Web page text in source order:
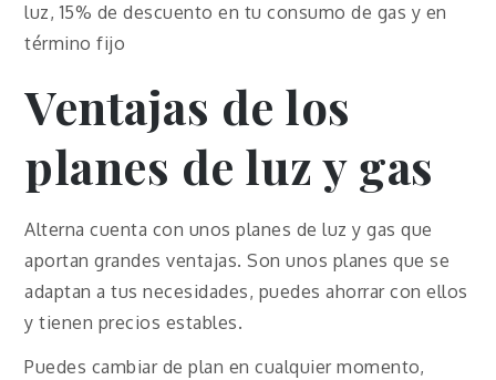
luz, 15% de descuento en tu consumo de gas y en
término fijo
Ventajas de los
planes de luz y gas
Alterna cuenta con unos planes de luz y gas que
aportan grandes ventajas. Son unos planes que se
adaptan a tus necesidades, puedes ahorrar con ellos
y tienen precios estables.
Puedes cambiar de plan en cualquier momento,